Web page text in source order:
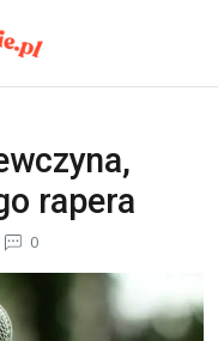
rapera
0